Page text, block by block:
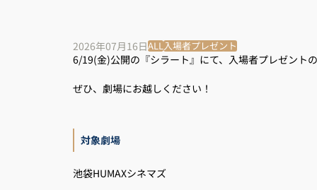
2026年07月16日ALL入場者プレゼント
6/19(金)公開の『シラート』にて、入場者プレゼント
ぜひ、劇場にお越しください！
対象劇場
池袋HUMAXシネマズ